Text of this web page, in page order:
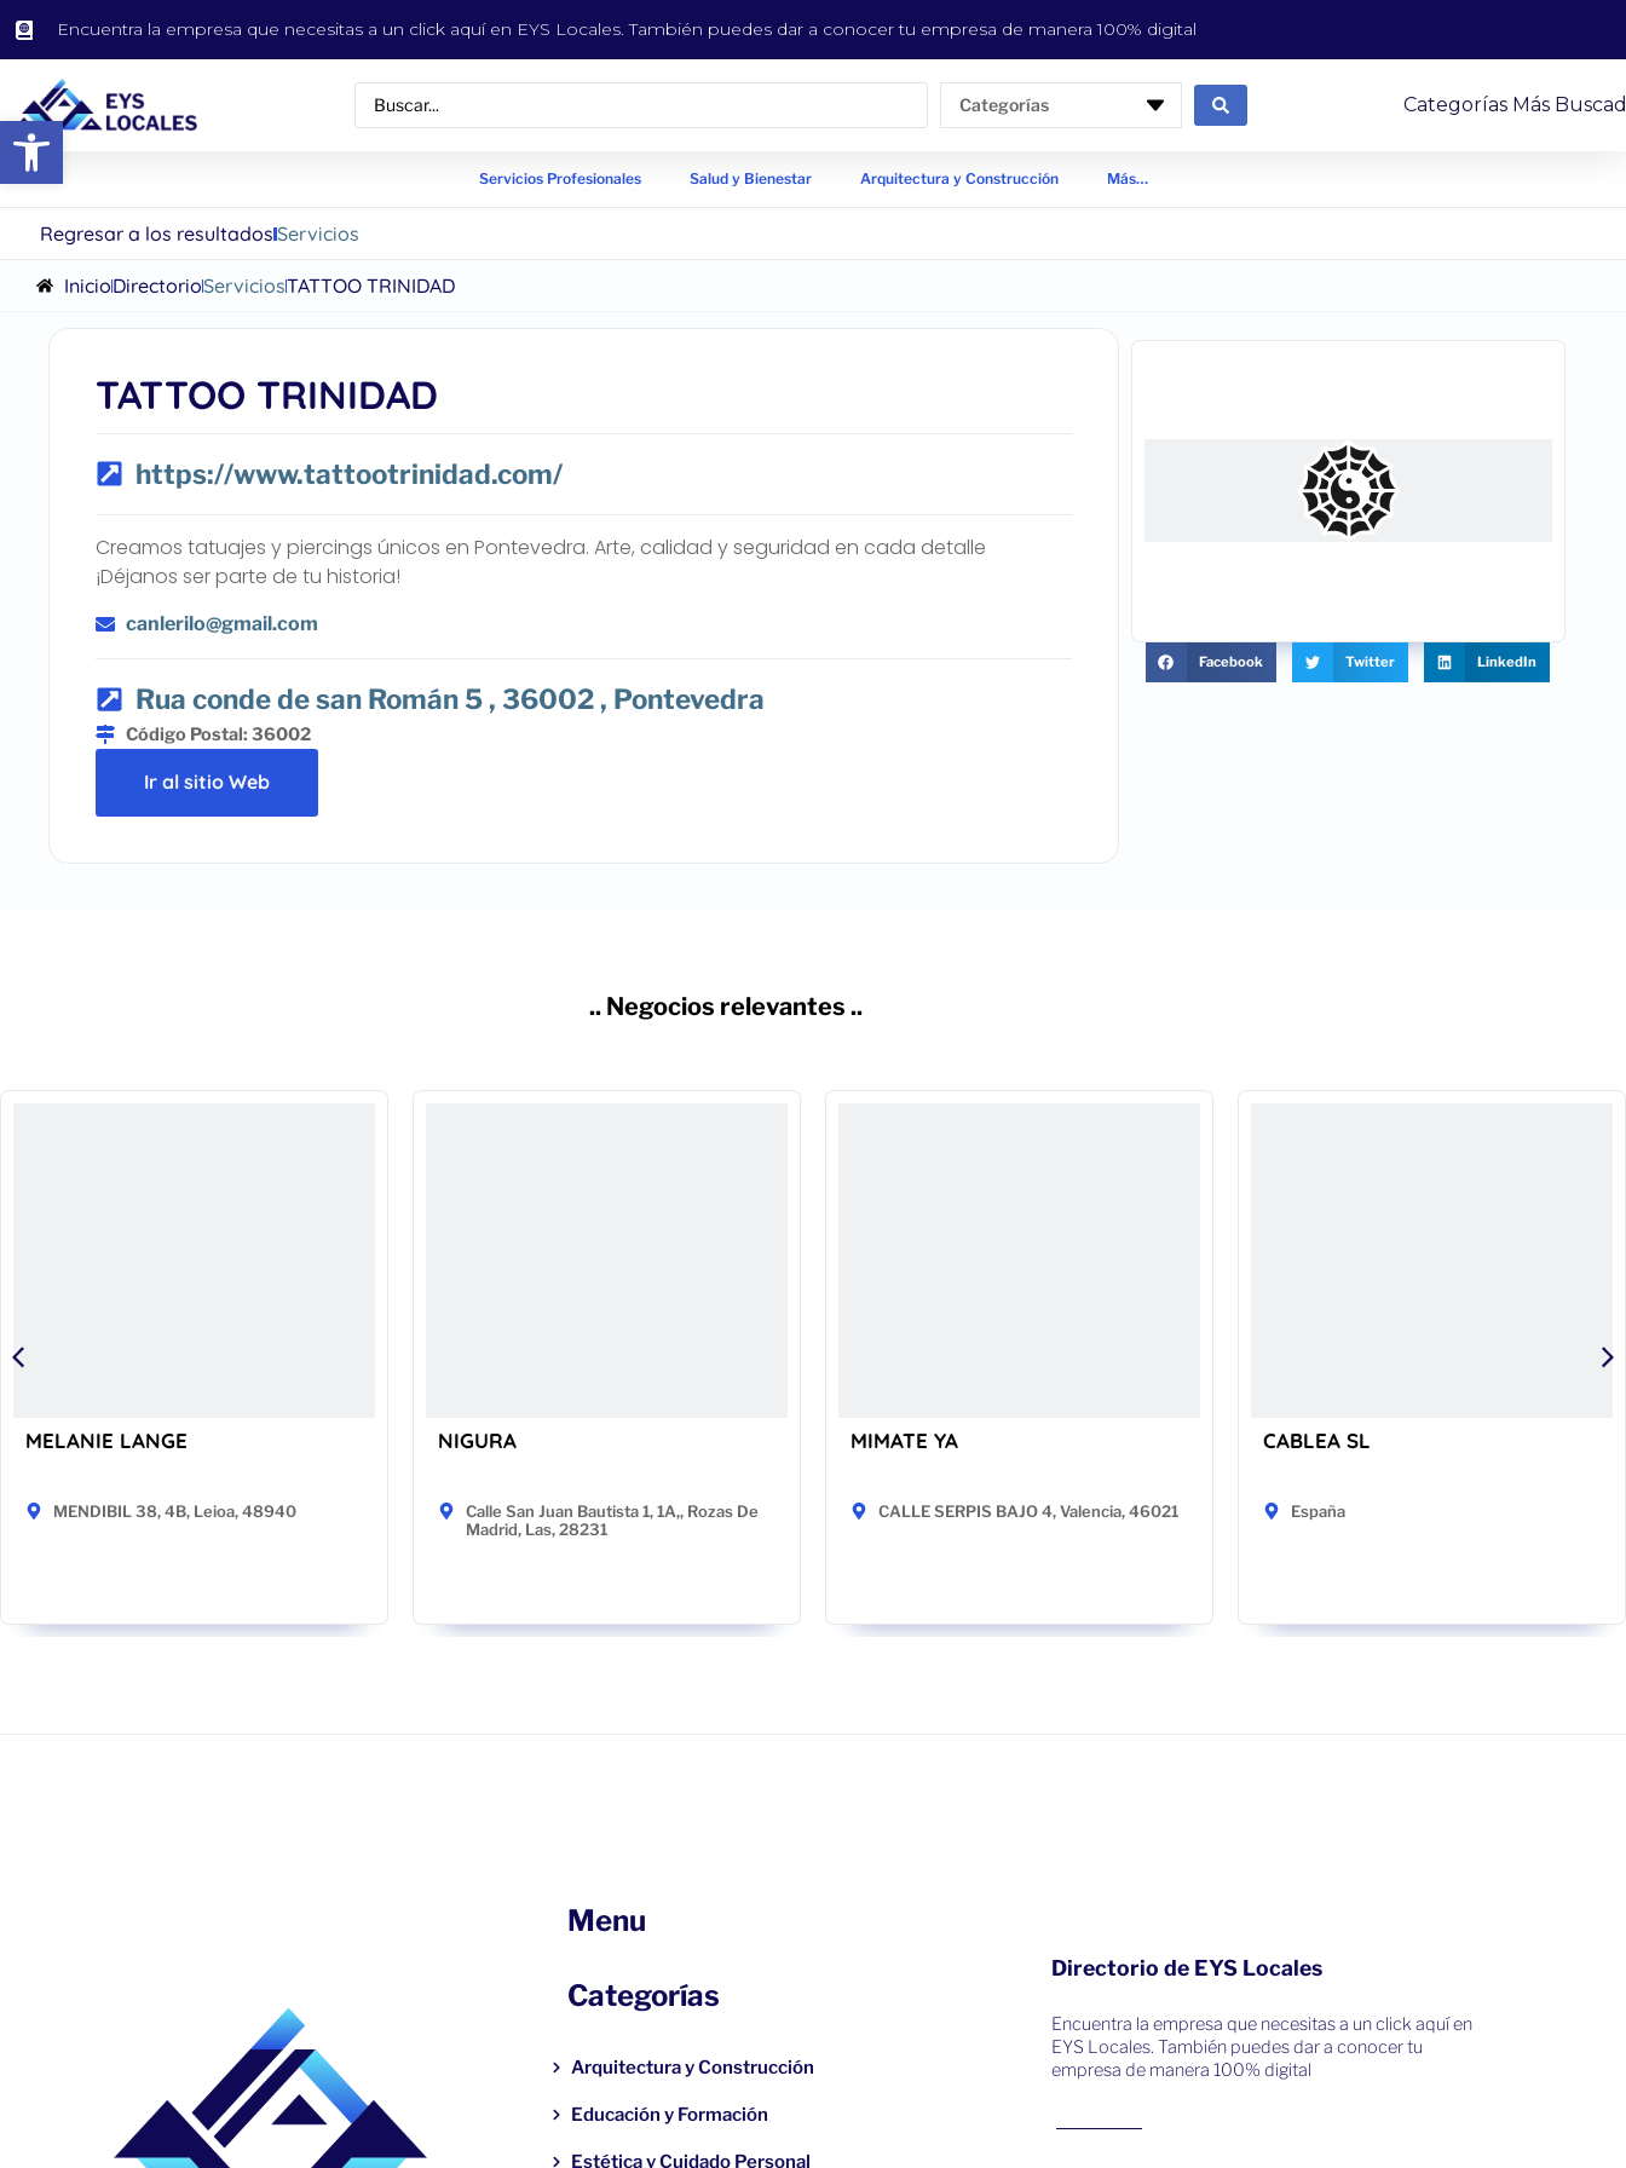
Abrir barra de herramientas
Encuentra la empresa que necesitas a un click aquí en EYS Locales. También puedes dar a conocer tu empresa de manera 100% digital
Categorías Categorías Más
Servicios Profesionales Salud y Bienestar Arquitectura y Construcción Más…
Regresar a los resultadosServicios
InicioDirectorioServiciosTATTOO TRINIDAD
TATTOO TRINIDAD
https://www.tattootrinidad.com/
Creamos tatuajes y piercings únicos en Pontevedra. Arte, calidad y seguridad en cada detalle
¡Déjanos ser parte de tu historia!
canlerilo@gmail.com
Rua conde de san Román 5 , 36002 , Pontevedra
Código Postal: 36002
Ir al sitio Web
Facebook Twitter LinkedIn
.. Negocios relevantes ..
MELANIE LANGE
MENDIBIL 38, 4B, Leioa, 48940
NIGURA
Calle San Juan Bautista 1, 1A,, Rozas De
Madrid, Las, 28231
MIMATE YA
CALLE SERPIS BAJO 4, Valencia, 46021
CABLEA SL
España
Menu
Categorías
Arquitectura y Construcción
Educación y Formación
Estética y Cuidado Personal
Directorio de EYS Locales
Encuentra la empresa que necesitas a un click aquí en
EYS Locales. También puedes dar a conocer tu
empresa de manera 100% digital